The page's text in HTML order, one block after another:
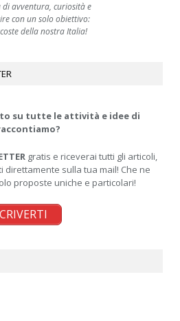
di avventura, curiosità e
con un solo obiettivo:
della nostra Italia!
su tutte le attività e idee di
gratis e riceverai tutti gli articoli,
direttamente sulla tua mail! Che ne
proposte uniche e particolari!